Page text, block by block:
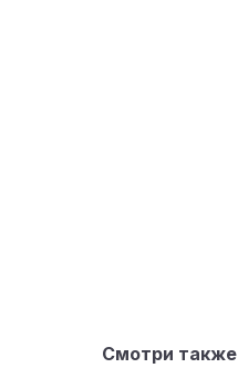
Смотри также